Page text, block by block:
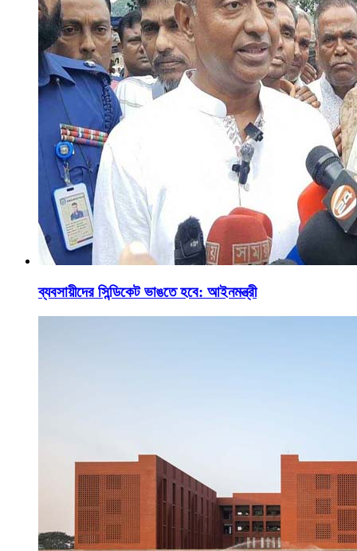
ব্যবসায়ীদের সিন্ডিকেট ভাঙতে হবে: আইনমন্ত্রী